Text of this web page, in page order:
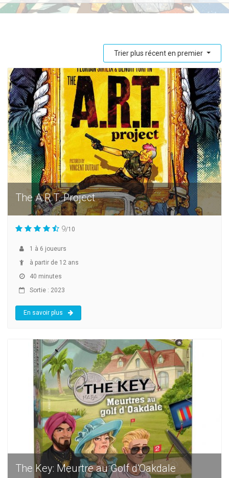
Trier plus récent en premier
The A.R.T. Project
9/10
1 à 6 joueurs
à partir de 12 ans
40 minutes
Sortie : 2023
En savoir plus
The Key: Meurtre au Golf d'Oakdale